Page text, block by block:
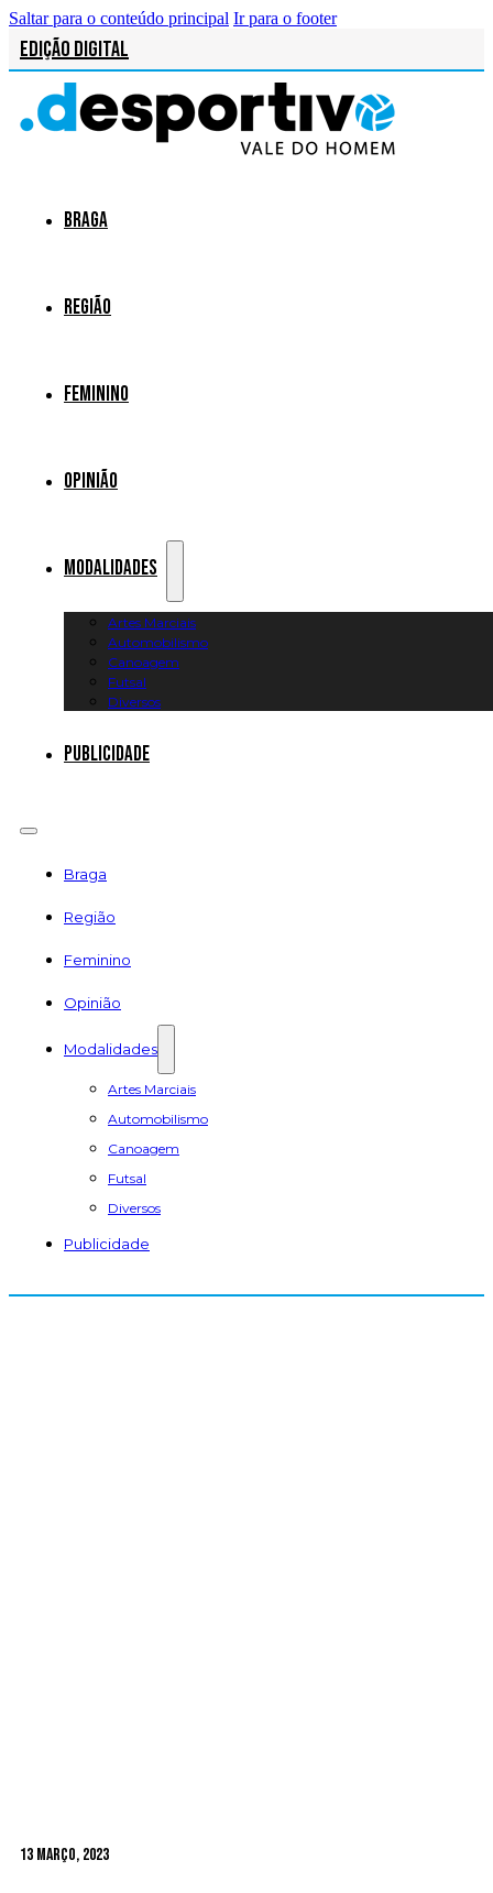
Saltar para o conteúdo principal Ir para o footer
Edição Digital
Braga
Região
Feminino
Opinião
Modalidades
Artes Marciais
Automobilismo
Canoagem
Futsal
Diversos
Publicidade
Braga
Região
Feminino
Opinião
Modalidades
Artes Marciais
Automobilismo
Canoagem
Futsal
Diversos
Publicidade
13 Março, 2023